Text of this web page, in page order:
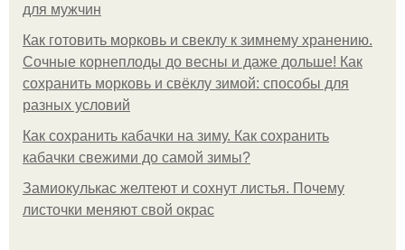
для мужчин
Как готовить морковь и свеклу к зимнему хранению.
Сочные корнеплоды до весны и даже дольше! Как
сохранить морковь и свёклу зимой: способы для
разных условий
Как сохранить кабачки на зиму. Как сохранить
кабачки свежими до самой зимы?
Замиокулькас желтеют и сохнут листья. Почему
листочки меняют свой окрас